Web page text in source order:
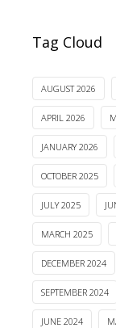
Tag Cloud
AUGUST 2026
APRIL 2026
JANUARY 2026
OCTOBER 2025
JULY 2025
MARCH 2025
DECEMBER 2024
SEPTEMBER 2024
JUNE 2024